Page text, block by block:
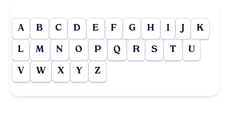
A B C D E F G H I J K
L M N O P Q R S T U
V W X Y Z